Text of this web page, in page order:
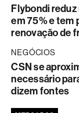
Flybondi
em 75% e tem
renovação de
NEGÓCIOS
CSN se
necessário
dizem fontes